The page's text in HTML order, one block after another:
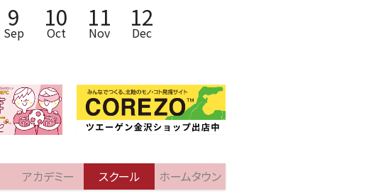
9
Sep
10
Oct
11
Nov
12
Dec
アカデミー スクール ホームタウン